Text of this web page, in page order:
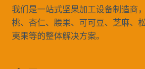
我们是一站式坚果加工设备制造商
桃、杏仁、腰果、可可豆、芝麻、
夷果等的整体解决方案。